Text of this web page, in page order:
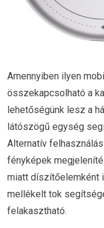
Amennyiben ilyen
összekapcsolható a
lehetőségünk lesz a
látószögű egység
Alternatív
fényképek
miatt díszítőelemként
mellékelt tok
felakasztható.